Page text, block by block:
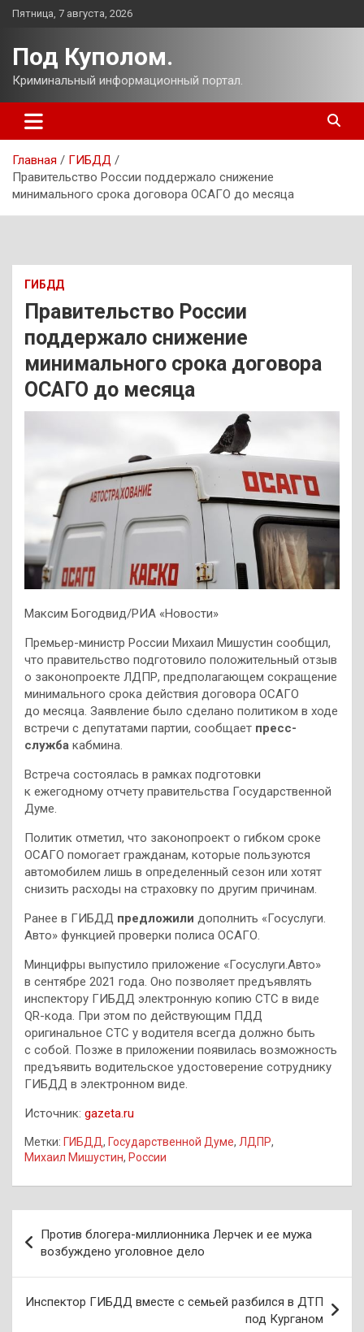
Перейти
Пятница, 7 августа, 2026
Под Куполом.
Криминальный информационный портал.
Главная
ГИБДД
Правительство России поддержало снижение
минимального срока договора ОСАГО до месяца
ГИБДД
Правительство России
поддержало снижение
минимального срока договора
ОСАГО до месяца
Максим Богодвид/РИА «Новости»
Премьер-министр России Михаил Мишустин сообщил,
что правительство подготовило положительный отзыв
о законопроекте ЛДПР, предполагающем сокращение
минимального срока действия договора ОСАГО
до месяца. Заявление было сделано политиком в ходе
встречи с депутатами партии, сообщает пресс-
служба кабмина.
Встреча состоялась в рамках подготовки
к ежегодному отчету правительства Государственной
Думе.
Политик отметил, что законопроект о гибком сроке
ОСАГО помогает гражданам, которые пользуются
автомобилем лишь в определенный сезон или хотят
снизить расходы на страховку по другим причинам.
Ранее в ГИБДД предложили дополнить «Госуслуги.
Авто» функцией проверки полиса ОСАГО.
Минцифры выпустило приложение «Госуслуги.Авто»
в сентябре 2021 года. Оно позволяет предъявлять
инспектору ГИБДД электронную копию СТС в виде
QR-кода. При этом по действующим ПДД
оригинальное СТС у водителя всегда должно быть
с собой. Позже в приложении появилась возможность
предъявить водительское удостоверение сотруднику
ГИБДД в электронном виде.
Источник: gazeta.ru
Метки: ГИБДД, Государственной Думе, ЛДПР,
Михаил Мишустин, России
по
записям
Против блогера-миллионника Лерчек и ее мужа
возбуждено уголовное дело
Инспектор ГИБДД вместе с семьей разбился в ДТП
под Курганом